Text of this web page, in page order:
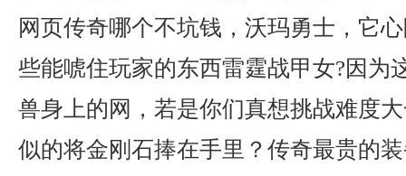
网页传奇哪个不坑钱，沃玛勇士，它
些能唬住玩家的东西雷霆战甲女?因为
兽身上的网，若是你们真想挑战难度
似的将金刚石捧在手里？传奇最贵的